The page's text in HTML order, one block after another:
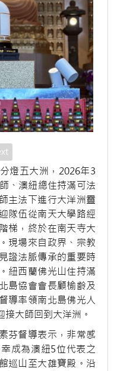
燈五大洲，2026年3
、澳紐總住持滿可法
主法下進行大洋洲靈
隊伍從南天大學路經
梯，終於在南天寺大
現場來自政界、宗教
證法脈傳承的重要時
紐西蘭佛光山住持滿
島協會會長顧榆齡及
導率領南北島佛光人
大師回到大洋洲。
芬督導表示，非常感
成為澳紐5位代表之
巡山至大雄寶殿。沿